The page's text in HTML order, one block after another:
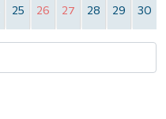
25 26 27 28 29 30